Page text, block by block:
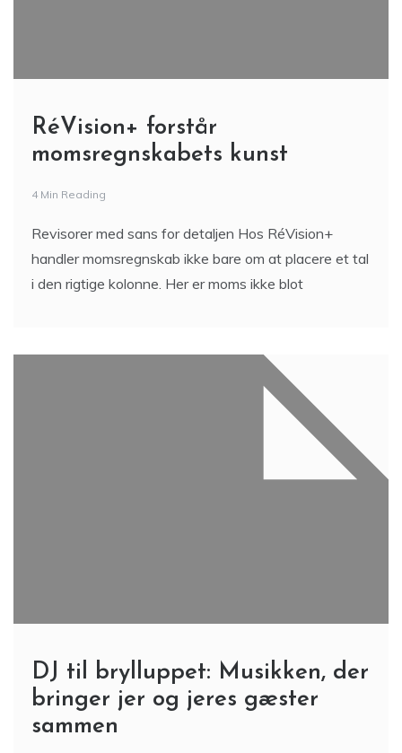
RéVision+ forstår
momsregnskabets kunst
4 Min Reading
Revisorer med sans for detaljen Hos RéVision+
handler momsregnskab ikke bare om at placere et tal
i den rigtige kolonne. Her er moms ikke blot
DJ til brylluppet: Musikken, der
bringer jer og jeres gæster
sammen